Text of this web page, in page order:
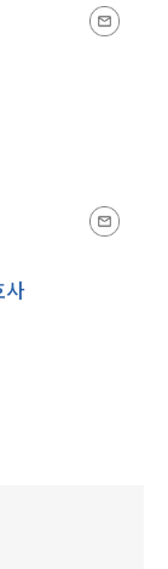
사